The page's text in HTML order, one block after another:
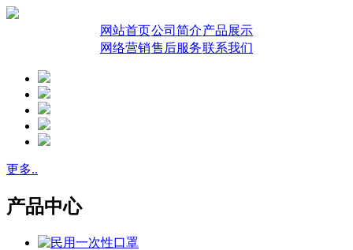
网站首页公司简介产品展示
网络营销售后服务联系我们
更多..
产品中心